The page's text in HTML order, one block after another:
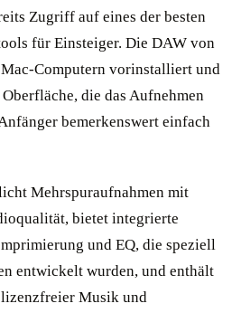
Zugriff auf eines der besten
für Einsteiger. Die DAW von
Computern vorinstalliert und
die das Aufnehmen
bemerkenswert einfach
Mehrspuraufnahmen mit
bietet integrierte
und EQ, die speziell
entwickelt wurden, und enthält
Musik und